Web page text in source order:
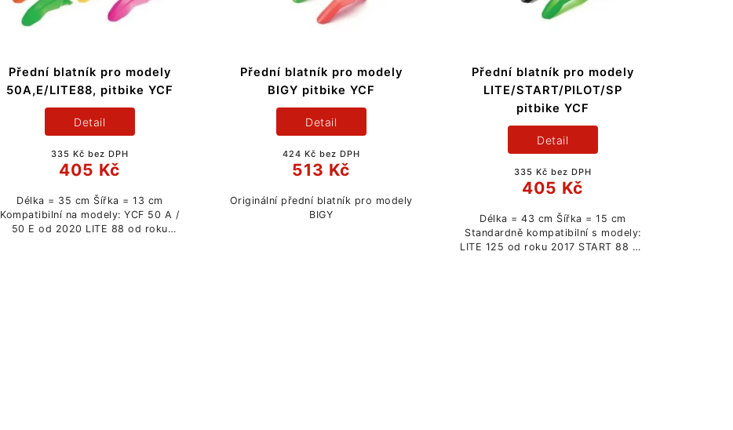
Přední blatník pro modely
50A,E/LITE88, pitbike YCF
335 Kč bez DPH
405 Kč
Detail
Délka = 35 cm Šířka = 13 cm
Kompatibilní na modely: YCF 50 A /
50 E od 2020 LITE 88 od roku
Přední blatník pro modely
BIGY pitbike YCF
424 Kč bez DPH
513 Kč
Detail
Originální přední blatník pro modely
BIGY
Přední blatník pro modely
LITE/START/PILOT/SP
pitbike YCF
335 Kč bez DPH
405 Kč
Detail
Délka = 43 cm Šířka = 15 cm
Standardně kompatibilní s modely:
LITE 125 od roku 2017 START 88 SE